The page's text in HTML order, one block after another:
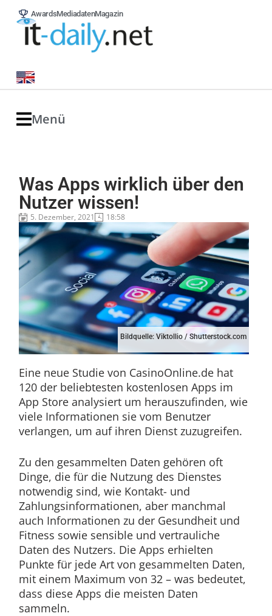
AwardsMediadatenMagazin
Menü
Was Apps wirklich über den
Nutzer wissen!
5. Dezember, 2021 18:58
Bildquelle: Viktollio / Shutterstock.com
Eine neue Studie von CasinoOnline.de hat
120 der beliebtesten kostenlosen Apps im
App Store analysiert um herauszufinden, wie
viele Informationen sie vom Benutzer
verlangen, um auf ihren Dienst zuzugreifen.
Zu den gesammelten Daten gehören oft
Dinge, die für die Nutzung des Dienstes
notwendig sind, wie Kontakt- und
Zahlungsinformationen, aber manchmal
auch Informationen zu der Gesundheit und
Fitness sowie sensible und vertrauliche
Daten des Nutzers. Die Apps erhielten
Punkte für jede Art von gesammelten Daten,
mit einem Maximum von 32 – was bedeutet,
dass diese Apps die meisten Daten
sammeln.